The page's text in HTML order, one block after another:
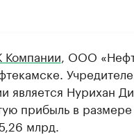
Компании , ООО
является Нурихан
прибыль в
млрд.